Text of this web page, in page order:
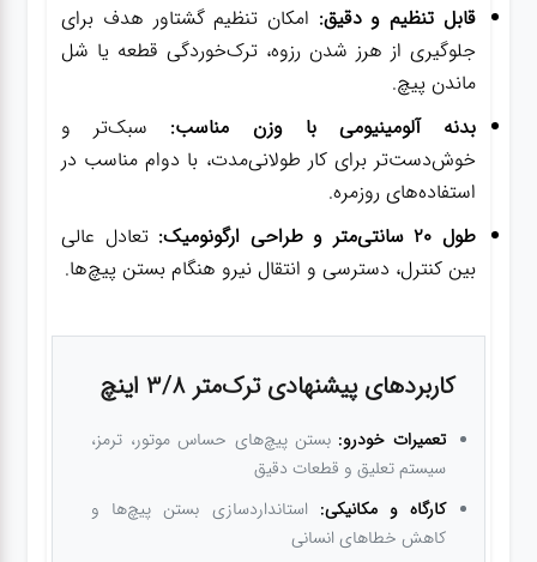
قابل تنظیم و دقیق: امکان تنظیم گشتاور هدف برای
جلوگیری از هرز شدن رزوه، ترک‌خوردگی قطعه یا شل
ماندن پیچ.
بدنه آلومینیومی با وزن مناسب: سبک‌تر و
خوش‌دست‌تر برای کار طولانی‌مدت، با دوام مناسب در
استفاده‌های روزمره.
طول 20 سانتی‌متر و طراحی ارگونومیک:
تعادل عالی
بین کنترل، دسترسی و انتقال نیرو هنگام بستن پیچ‌ها.
کاربردهای پیشنهادی ترک‌متر 3/8 اینچ
تعمیرات خودرو: بستن پیچ‌های حساس موتور، ترمز،
سیستم تعلیق و قطعات دقیق
کارگاه و مکانیکی: استانداردسازی بستن پیچ‌ها و
کاهش خطاهای انسانی